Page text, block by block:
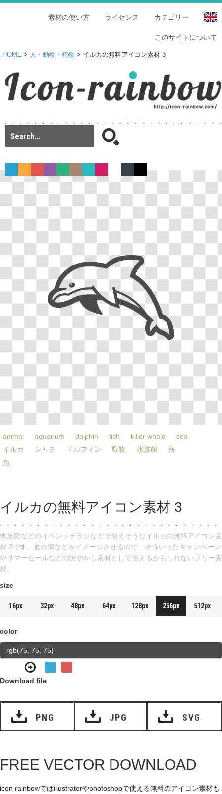
カテゴリー
ライセンス
素材の使い方
このサイトについて
HOME > 人・動物・植物 > イルカの無料アイコン素材 3
animal aquarium dolphin fish killer whale
sea
イルカ
シャチ ドルフィン 動物 水族館
海
魚
イルカの無料アイコン素材 3
水族館などのイベントチラシなどで使えそうなイルカの無料アイコン素
材 3です。夏の海などをイメージさせるので、そういったキャンペーン
やサマーセールなどの賑やかし素材として使えるかもしれないフリー素
材。
size
16px 32px 48px 64px 128px 256px 512px
color
Download file
PNG JPG SVG
FREE VECTOR DOWNLOAD
icon rainbowではillustratorやphotoshopで使える無料のアイコン素材も